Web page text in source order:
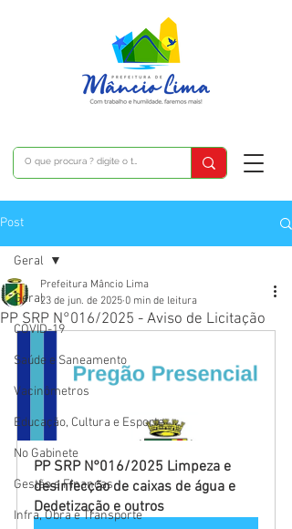
Post
Geral
COVID-19
Saúde e Saneamento
Vacinômetros
Educação, Cultura e Esporte
No Gabinete
Gestão e Finanças
Infra, Obra e Transporte
Geral
PP SRP N°016/2025 - Aviso de Licitação
Prefeitura Mâncio Lima
23 de jun. de 2025 0 min de leitura
PP SRP N°016/2025 Limpeza e
desinfecção de caixas de água e
Dedetização e outros